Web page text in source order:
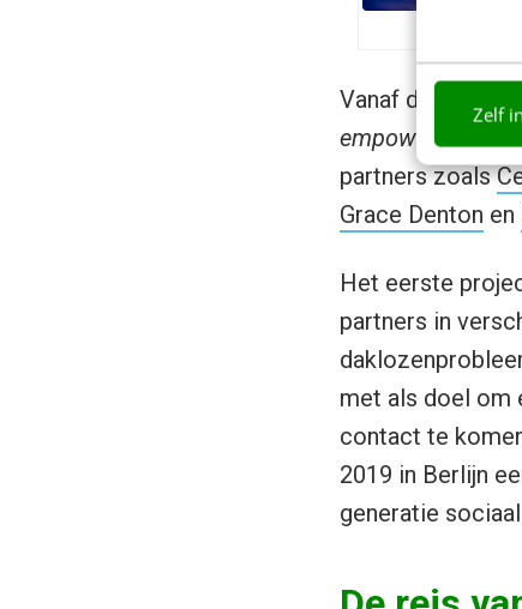
Zelf
Vanaf de lente
empowerment
partners zoals
Grace Denton en
Het eerste
partners in
met als doel om
contact te
2019 in Berlijn
generatie